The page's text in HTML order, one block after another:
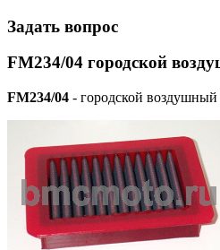
Задать вопрос
FM234/04 городской
FM234/04 - городской